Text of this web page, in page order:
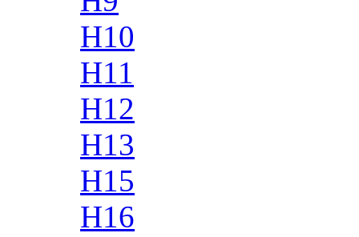
H10
H11
H12
H13
H15
H16